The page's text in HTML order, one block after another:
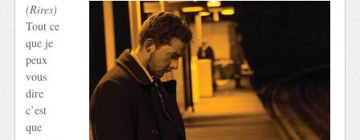
(Rires)
Tout ce
que je
peux
vous
dire
c’est
que